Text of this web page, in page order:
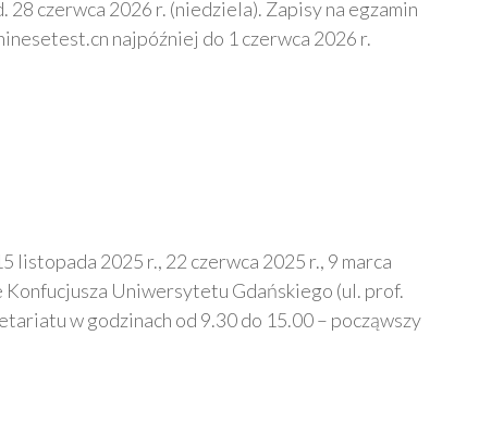
czerwca 2026 r. (niedziela). Zapisy na egzamin
najpóźniej do 1 czerwca 2026 r.
listopada 2025 r., 22 czerwca 2025 r., 9 marca
Uniwersytetu Gdańskiego (ul. prof.
w godzinach od 9.30 do 15.00 – począwszy